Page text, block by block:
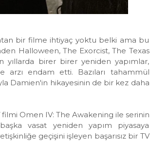
bir filme ihtiyaç yoktu belki ama bu
Halloween, The Exorcist, The Texas
yıllarda birer birer yeniden yapımlar,
arzı endam etti. Bazıları tahammül
Damien'in hikayesinin de bir kez daha
Omen IV: The Awakening ile serinin
vasat yeniden yapım piyasaya
geçişini işleyen başarısız bir TV